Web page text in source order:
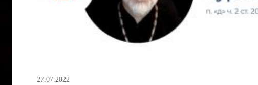
27.07.2022